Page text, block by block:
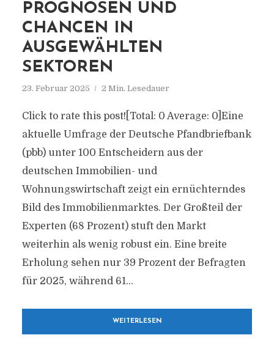
PROGNOSEN UND
CHANCEN IN
AUSGEWÄHLTEN
SEKTOREN
23. Februar 2025 2 Min. Lesedauer
Click to rate this post![Total: 0 Average: 0]Eine
aktuelle Umfrage der Deutsche Pfandbriefbank
(pbb) unter 100 Entscheidern aus der
deutschen Immobilien- und
Wohnungswirtschaft zeigt ein ernüchterndes
Bild des Immobilienmarktes. Der Großteil der
Experten (68 Prozent) stuft den Markt
weiterhin als wenig robust ein. Eine breite
Erholung sehen nur 39 Prozent der Befragten
für 2025, während 61...
WEITERLESEN